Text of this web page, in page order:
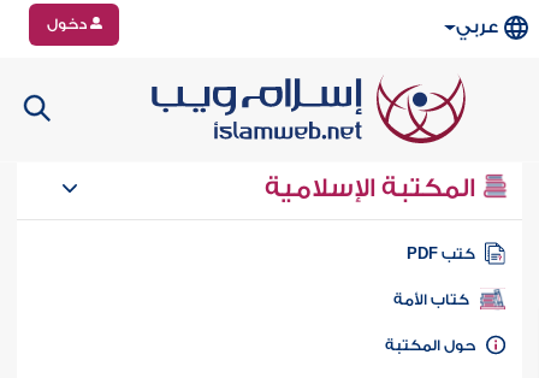
عربي دخول
المكتبة الإسلامية
كتب PDF
كتاب الأمة